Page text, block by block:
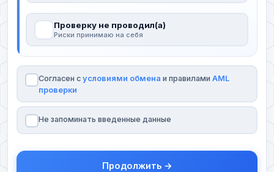
Проверку не проводил(а)
Риски принимаю на себя
Согласен с условиями обмена и правилами AML
проверки
Не запоминать введенные данные
Продолжить →